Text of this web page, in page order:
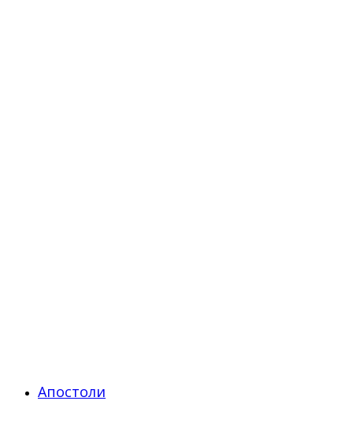
Апостоли